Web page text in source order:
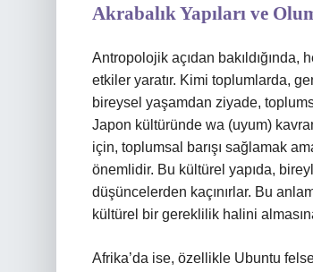
Akrabalık Yapıları ve
Antropolojik açıdan bakıldığında,
etkiler yaratır. Kimi toplumlarda,
bireysel yaşamdan ziyade,
Japon kültüründe wa (uyum)
için, toplumsal barışı sağlamak
önemlidir. Bu kültürel yapıda,
düşüncelerden kaçınırlar. Bu
kültürel bir gereklilik halini
Afrika’da ise, özellikle Ubuntu